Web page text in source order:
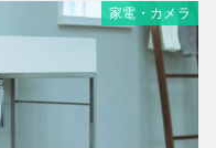
家電・カメラ